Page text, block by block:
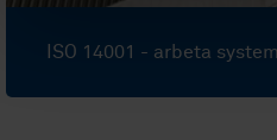
ISO 14001 - arbeta